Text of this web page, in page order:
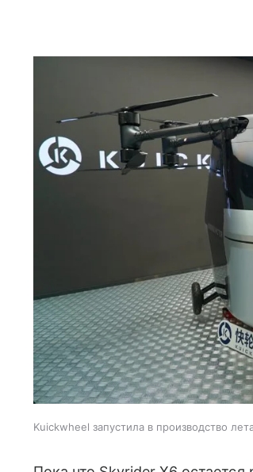
Kuickwheel запустила в производство